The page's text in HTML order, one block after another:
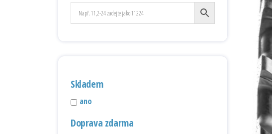
Skladem
ano
Doprava zdarma